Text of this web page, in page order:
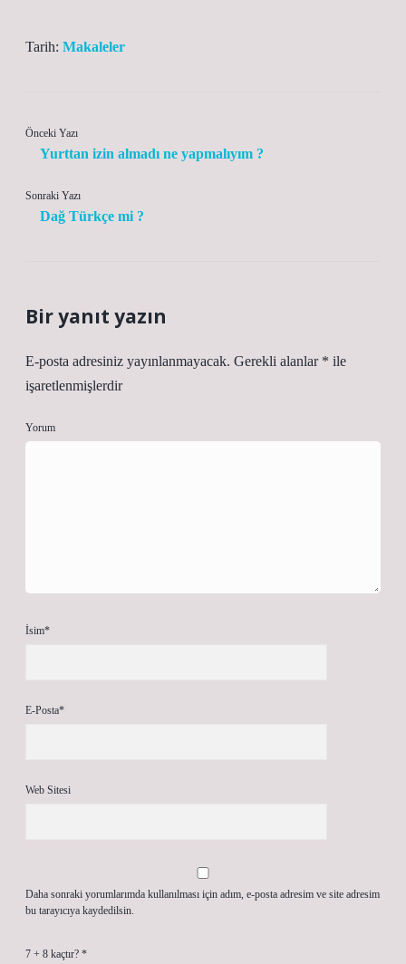
Tarih: Makaleler
Önceki Yazı
Yurttan izin almadı ne yapmalıyım ?
Sonraki Yazı
Dağ Türkçe mi ?
Bir yanıt yazın
E-posta adresiniz yayınlanmayacak. Gerekli alanlar * ile
işaretlenmişlerdir
Yorum
İsim*
E-Posta*
Web Sitesi
Daha sonraki yorumlarımda kullanılması için adım, e-posta adresim ve site adresim
bu tarayıcıya kaydedilsin.
7 + 8 kaçtır? *